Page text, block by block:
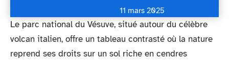
11 mars 2025
Le parc national du Vésuve, situé autour du célèbre
volcan italien, offre un tableau contrasté où la nature
reprend ses droits sur un sol riche en cendres